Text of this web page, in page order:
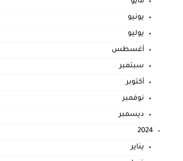
مايو
يونيو
يوليو
أغسطس
سبتمبر
أكتوبر
نوفمبر
ديسمبر
2024
يناير